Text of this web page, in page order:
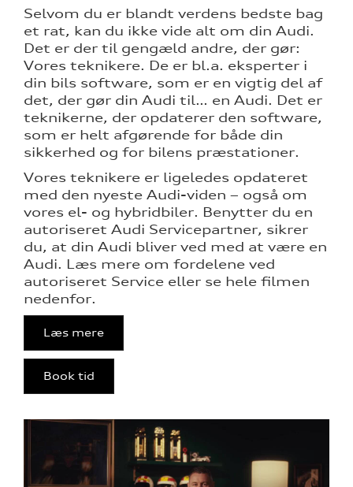
services
5 år?
elbiler
til
Selvom du er blandt verdens bedste bag
et rat, kan du ikke vide alt om din Audi.
Det er der til gengæld andre, der gør:
Vores teknikere. De er bl.a. eksperter i
din bils software, som er en vigtig del af
det, der gør din Audi til… en Audi. Det er
teknikerne, der opdaterer den software,
som er helt afgørende for både din
sikkerhed og for bilens præstationer.
Vores teknikere er ligeledes opdateret
med den nyeste Audi-viden – også om
vores el- og hybridbiler. Benytter du en
autoriseret Audi Servicepartner, sikrer
du, at din Audi bliver ved med at være en
Audi. Læs mere om fordelene ved
autoriseret Service eller se hele filmen
nedenfor.
Læs mere
Book tid